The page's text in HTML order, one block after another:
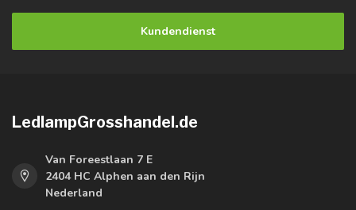
Kundendienst
LedlampGrosshandel.de
Van Foreestlaan 7 E
2404 HC Alphen aan den Rijn
Nederland